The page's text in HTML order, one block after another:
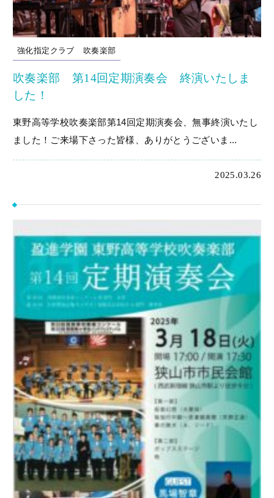
強化指定クラブ 吹奏楽部
吹奏楽部 第14回定期演奏会 終演いたしま
した！
東野高等学校吹奏楽部第14回定期演奏会、無事終演いたし
ました！ご来場下さった皆様、ありがとうございま...
2025.03.26